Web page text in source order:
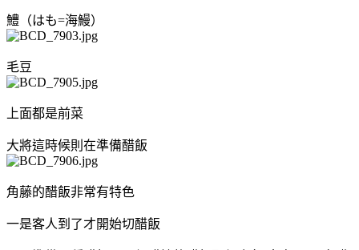
鱧（はも=海鰻）
毛豆
上面都是前菜
大將這時候則在準備醋飯
角藤的醋飯非常有特色
一是客人到了才開始切醋飯